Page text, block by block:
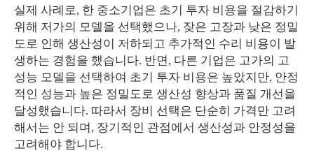
실제 사례로, 한 중소기업은 초기 투자 비용을 절감하기
위해 저가의 모델을 선택했으나, 잦은 고장과 낮은 정밀
도로 인해 생산성이 저하되고 추가적인 수리 비용이 발
생하는 경험을 했습니다. 반면, 다른 기업은 고가의 고
성능 모델을 선택하여 초기 투자 비용은 높았지만, 안정
적인 성능과 높은 정밀도로 생산성 향상과 품질 개선을
달성했습니다. 따라서 장비 선택은 단순히 가격만 고려
해서는 안 되며, 장기적인 관점에서 생산성과 안정성을
고려해야 합니다.